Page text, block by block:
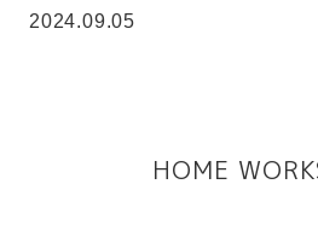
2024.09.05
HOME